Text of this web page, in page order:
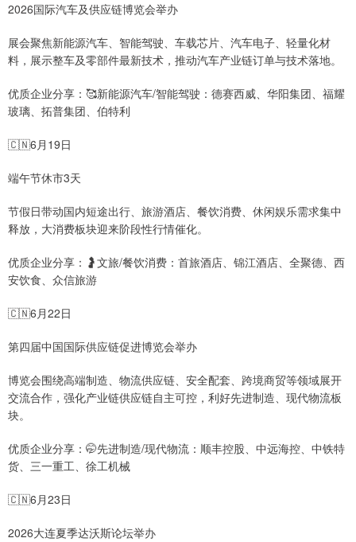
2026国际汽车及供应链博览会举办
展会聚焦新能源汽车、智能驾驶、车载芯片、汽车电子、轻量化材
料，展示整车及零部件最新技术，推动汽车产业链订单与技术落地。
优质企业分享：🥰新能源汽车/智能驾驶：德赛西威、华阳集团、福耀
玻璃、拓普集团、伯特利
🇨🇳6月19日
端午节休市3天
节假日带动国内短途出行、旅游酒店、餐饮消费、休闲娱乐需求集中
释放，大消费板块迎来阶段性行情催化。
优质企业分享：🤰文旅/餐饮消费：首旅酒店、锦江酒店、全聚德、西
安饮食、众信旅游
🇨🇳6月22日
第四届中国国际供应链促进博览会举办
博览会围绕高端制造、物流供应链、安全配套、跨境商贸等领域展开
交流合作，强化产业链供应链自主可控，利好先进制造、现代物流板
块。
优质企业分享：🤭先进制造/现代物流：顺丰控股、中远海控、中铁特
货、三一重工、徐工机械
🇨🇳6月23日
2026大连夏季达沃斯论坛举办